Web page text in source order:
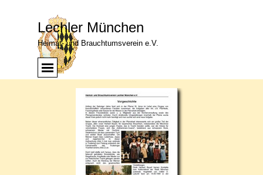
Menü
Lechler München
Heimat- und Brauchtumsverein e.V.
Menü überspringen